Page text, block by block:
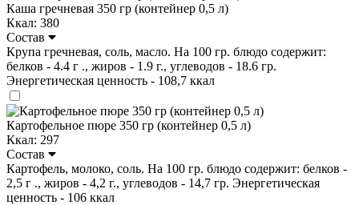
Каша гречневая 350 гр (контейнер 0,5 л)
Ккал: 380
Состав
Крупа гречневая, соль, масло. На 100 гр. блюдо содержит:
белков - 4.4 г ., жиров - 1.9 г., углеводов - 18.6 гр.
Энергетическая ценность - 108,7 ккал
Картофельное пюре 350 гр (контейнер 0,5 л)
Ккал: 297
Состав
Картофель, молоко, соль. На 100 гр. блюдо содержит: белков -
2,5 г ., жиров - 4,2 г., углеводов - 14,7 гр. Энергетическая
ценность - 106 ккал